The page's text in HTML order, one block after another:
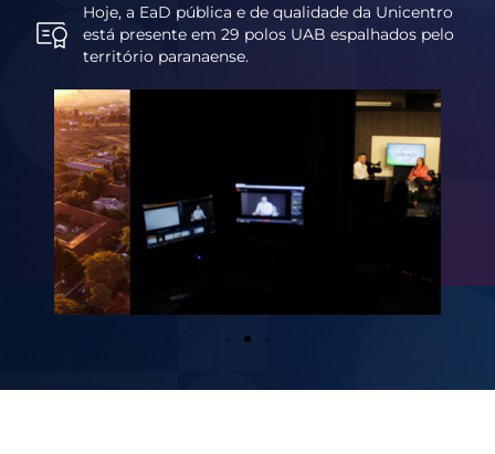
Hoje, a EaD pública e de qualidade da Unicentro
está presente em 29 polos UAB espalhados pelo
território paranaense.